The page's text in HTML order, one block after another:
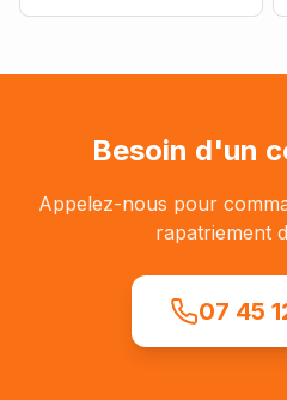
Besoin d'un
Appelez-nous pour
rapatriement
07 45